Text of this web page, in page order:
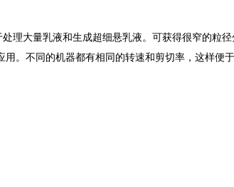
理大量乳液和生成超细悬乳液。可获得很窄的粒
用。不同的机器都有相同的转速和剪切率，这样便